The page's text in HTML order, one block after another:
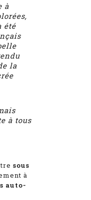
à
été
la
à tous
sous
à
auto-